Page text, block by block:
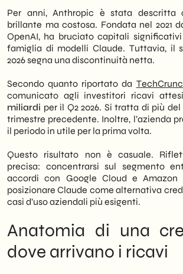
Cosa fare ora: orientamenti
le aziende
Prospettive: dove si posiziona
nel 2027-2028
tratta di un segnale importante
mercato dell’intelligenza
enterprise.
Tuttavia, il dato non è solo un
finanziario interno. Indica, infatti,
modello di monetizzazione basato
abbonamenti enterprise e
grandi cloud provider ha
massa critica. Di conseguenza,
dell’AI da parte delle aziende —
PMI italiane — non è più un
sperimentale, ma una
strutturale della spesa
In questo contesto, noi diSHM
osserviamo come la maturità
principali player AI stia
disponibilità di strumenti
per realtà medio-piccole.
comprendere le implicazioni di
notizia è utile per orientare le
Per anni, Anthropic è stata descritta
brillante ma costosa. Fondata nel 2021
OpenAI, ha bruciato capitali
famiglia di modelli Claude. Tuttavia, il
2026 segna una discontinuità netta.
Secondo quanto riportato da
comunicato agli investitori ricavi
miliardi per il Q2 2026. Si tratta di più
trimestre precedente. Inoltre, l’azienda
il periodo in utile per la prima volta.
Questo risultato non è casuale.
precisa: concentrarsi sul segmento
accordi con Google Cloud e Amazon
posizionare Claude come alternativa
casi d’uso aziendali più esigenti.
Anatomia di una
dove arrivano i ricavi